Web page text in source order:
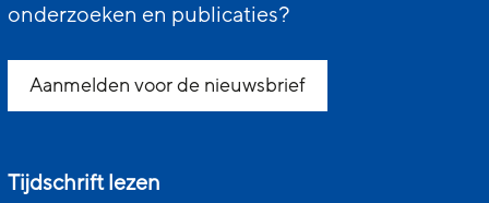
onderzoeken en publicaties?
Aanmelden voor de nieuwsbrief
Tijdschrift lezen